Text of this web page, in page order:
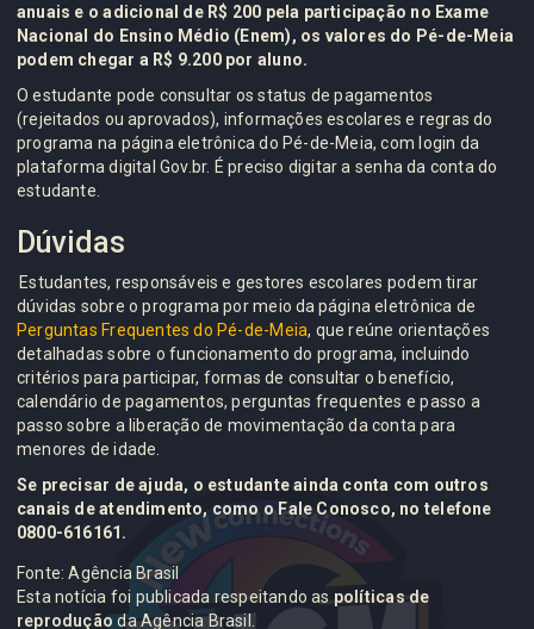
anuais e o adicional de R$ 200 pela participação no Exame
Nacional do Ensino Médio (Enem), os valores do Pé-de-Meia
podem chegar a R$ 9.200 por aluno.
O estudante pode consultar os status de pagamentos
(rejeitados ou aprovados), informações escolares e regras do
programa na página eletrônica do Pé-de-Meia, com login da
plataforma digital Gov.br. É preciso digitar a senha da conta do
estudante.
Dúvidas
Estudantes, responsáveis e gestores escolares podem tirar
dúvidas sobre o programa por meio da página eletrônica de
Perguntas Frequentes do Pé-de-Meia, que reúne orientações
detalhadas sobre o funcionamento do programa, incluindo
critérios para participar, formas de consultar o benefício,
calendário de pagamentos, perguntas frequentes e passo a
passo sobre a liberação de movimentação da conta para
menores de idade.
Se precisar de ajuda, o estudante ainda conta com outros
canais de atendimento, como o Fale Conosco, no telefone
0800-616161.
Fonte: Agência Brasil
Esta notícia foi publicada respeitando as políticas de
reprodução da Agência Brasil.